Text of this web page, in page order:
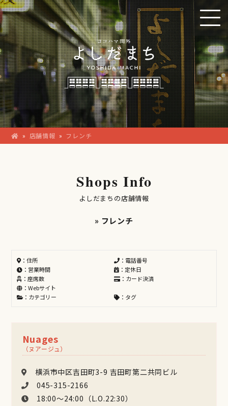
» 店舗情報 » フレンチ
Shops Info
よしだまちの店舗情報
» フレンチ
：住所
：電話番号
：営業時間
：定休日
：座席数
：カード決済
：Webサイト
：カテゴリー
：タグ
Nuages
（ヌアージュ）
横浜市中区吉田町3-9 吉田町第二共同ビル
045-315-2166
18:00～24:00（L.O.22:30）